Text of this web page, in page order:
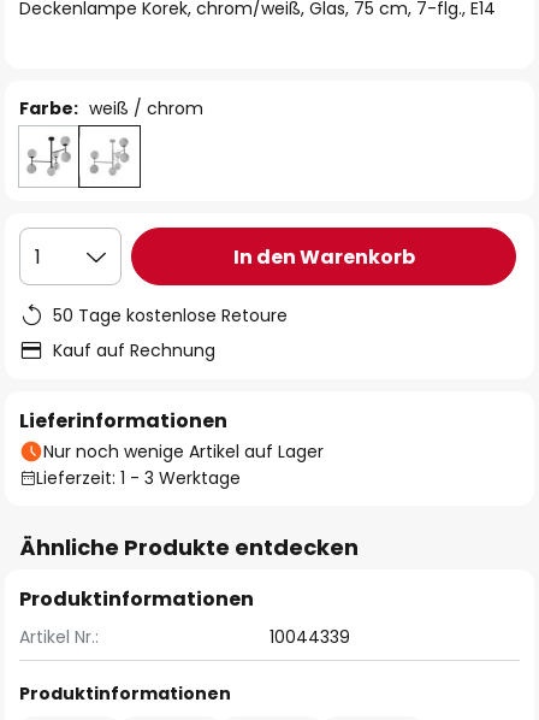
Deckenlampe Korek, chrom/weiß, Glas, 75 cm, 7-flg., E14
Farbe: weiß / chrom
1 In den Warenkorb
50 Tage kostenlose Retoure
Kauf auf Rechnung
Lieferinformationen
Nur noch wenige Artikel auf Lager
Lieferzeit: 1 - 3 Werktage
Ähnliche Produkte entdecken
Produktinformationen
Artikel Nr.: 10044339
Produktinformationen